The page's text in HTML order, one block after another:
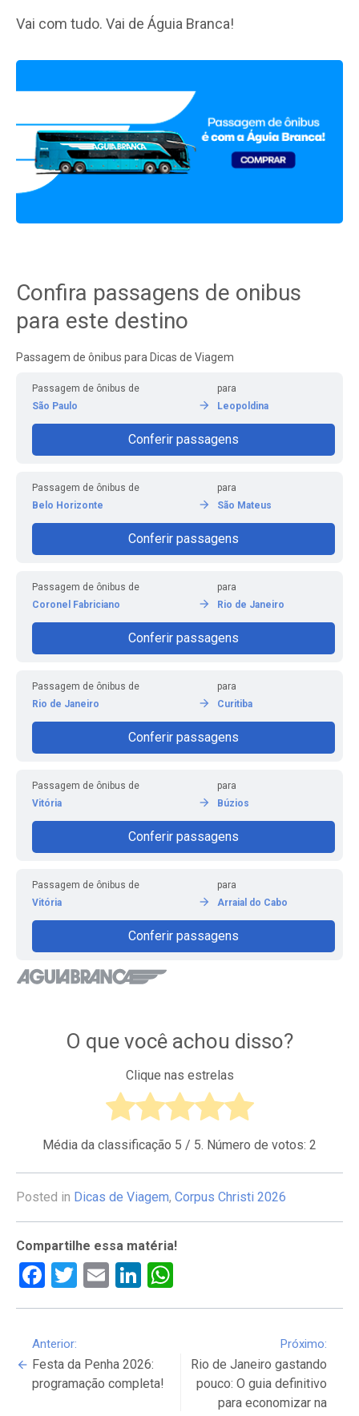
Vai com tudo. Vai de Águia Branca!
Confira passagens de onibus
para este destino
Passagem de ônibus para Dicas de Viagem
Passagem de ônibus de
São Paulo
para
Leopoldina
Conferir passagens
Passagem de ônibus de
Belo Horizonte
para
São Mateus
Conferir passagens
Passagem de ônibus de
Coronel Fabriciano
para
Rio de Janeiro
Conferir passagens
Passagem de ônibus de
Rio de Janeiro
para
Curitiba
Conferir passagens
Passagem de ônibus de
Vitória
para
Búzios
Conferir passagens
Passagem de ônibus de
Vitória
para
Arraial do Cabo
Conferir passagens
O que você achou disso?
Clique nas estrelas
Média da classificação 5 / 5. Número de votos: 2
Posted in Dicas de Viagem, Corpus Christi 2026
Compartilhe essa matéria!
Facebook
Twitter
EmailLinkedIn
Continue
Reading
Anterior:
Festa da Penha 2026:
programação completa!
Próximo:
Rio de Janeiro gastando
pouco: O guia definitivo
para economizar na